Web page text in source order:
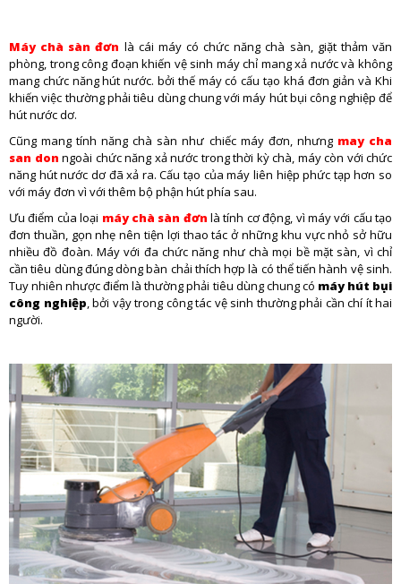
Máy chà sàn đơn là cái máy có chức năng chà sàn, giặt thảm văn
phòng, trong công đoạn khiến vệ sinh máy chỉ mang xả nước và không
mang chức năng hút nước. bởi thế máy có cấu tạo khá đơn giản và Khi
khiến việc thường phải tiêu dùng chung với máy hút bụi công nghiệp để
hút nước dơ.
Cũng mang tính năng chà sàn như chiếc máy đơn, nhưng may cha
san don ngoài chức năng xả nước trong thời kỳ chà, máy còn với chức
năng hút nước dơ đã xả ra. Cấu tạo của máy liên hiệp phức tạp hơn so
với máy đơn vì với thêm bộ phận hút phía sau.
Ưu điểm của loại máy chà sàn đơn là tính cơ động, vì máy với cấu tạo
đơn thuần, gọn nhẹ nên tiện lợi thao tác ở những khu vực nhỏ sở hữu
nhiều đồ đoàn. Máy với đa chức năng như chà mọi bề mặt sàn, vì chỉ
cần tiêu dùng đúng dòng bàn chải thích hợp là có thể tiến hành vệ sinh.
Tuy nhiên nhược điểm là thường phải tiêu dùng chung có máy hút bụi
công nghiệp, bởi vậy trong công tác vệ sinh thường phải cần chí ít hai
người.